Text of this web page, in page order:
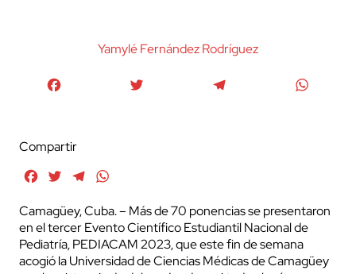
Yamylé Fernández Rodríguez
Compartir
FacebookTwitterTelegram
Camagüey, Cuba. – Más de 70 ponencias se presentaron
en el tercer Evento Científico Estudiantil Nacional de
Pediatría, PEDIACAM 2023, que este fin de semana
acogió la Universidad de Ciencias Médicas de Camagüey